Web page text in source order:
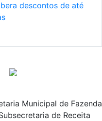
descontos de até
Municipal de Fazenda
de Receita